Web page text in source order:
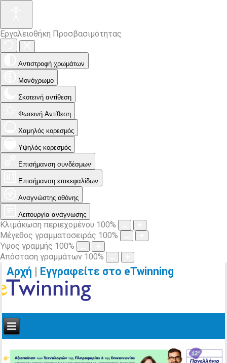
Εργαλειοθήκη Προσβασιμότητας
Αντιστροφή χρωμάτων
Μονόχρωμο
Σκοτεινή αντίθεση
Φωτεινή Αντίθεση
Χαμηλός κορεσμός
Υψηλός κορεσμός
Επισήμανση συνδέσμων
Επισήμανση επικεφαλίδων
Αναγνώστης οθόνης
Λειτουργία ανάγνωσης
Κλιμάκωση περιεχομένου 100%
Μέγεθος γραμματοσειράς 100%
Ύψος γραμμής 100%
Απόσταση γραμμάτων 100%
Αρχή | Εγγραφείτε στο eTwinning